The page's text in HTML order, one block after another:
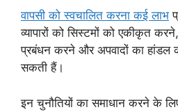
वापसी को स्वचालित करना कई लाभ
व्यापारों को सिस्टमों को एकीकृत
प्रबंधन करने और अपवादों का हांडल
सकती हैं।
इन चुनौतियों का समाधान करने के